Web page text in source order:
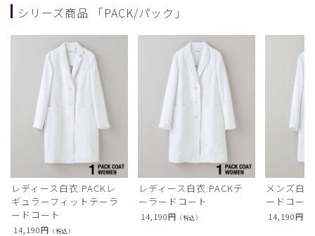
シリーズ商品 「PACK/パック」
レディース白衣:PACKレ
ギュラーフィットテーラ
ードコート
14,190円 （税込）
レディース白衣:PACKテ
ーラードコート
14,190円 （税込）
メンズ白
ードコート
14,190円